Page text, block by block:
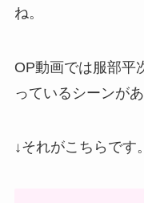
ね。
OP動画では服部平
っているシーンがあ
↓それがこちらです。